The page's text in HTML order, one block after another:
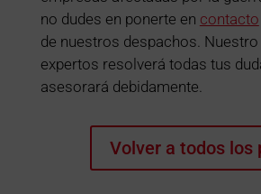
no dudes en ponerte en contacto
de nuestros despachos. Nuestro
expertos resolverá todas tus
asesorará debidamente.
Volver a todos los